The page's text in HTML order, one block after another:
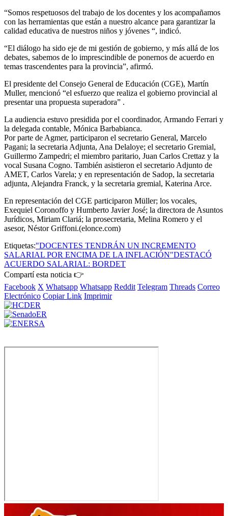
“Somos respetuosos del trabajo de los docentes y los acompañamos
con las herramientas que están a nuestro alcance para garantizar la
calidad educativa de nuestros niños y jóvenes “, indicó.
“El diálogo ha sido eje de mi gestión de gobierno, y más allá de los
debates, sabemos de lo imprescindible de ponernos de acuerdo en
temas trascendentes para la provincia”, afirmó.
El presidente del Consejo General de Educación (CGE), Martín
Muller, mencionó “el esfuerzo que realiza el gobierno provincial al
presentar una propuesta superadora” .
La audiencia estuvo presidida por el coordinador, Armando Ferrari y
la delegada contable, Mónica Barbabianca.
Por parte de Agmer, participaron el secretario General, Marcelo
Pagani; la secretaria Adjunta, Ana Delaloye; el secretario Gremial,
Guillermo Zampedri; el miembro paritario, Juan Carlos Crettaz y la
vocal Susana Cogno. También asistieron el secretario Adjunto de
AMET, Carlos Varela; y en representación de Sadop, la secretaria
adjunta, Alejandra Franck, y la secretaria gremial, Katerina Arce.
En representación del CGE participaron Müller; los vocales,
Exequiel Coronoffo y Humberto Javier José; la directora de Asuntos
Jurídicos, Miriam Clariá; la prosecretaria, Melina Romero y el
asesor, Néstor Griffoni.(elonce.com)
Etiquetas:"DOCENTES TENDRÁN UN INCREMENTO
SALARIAL POR ENCIMA DE LA INFLACIÓN"DESTACÓ
ACUERDO SALARIAL: BORDET
Compartí esta noticia 👉
Facebook X Whatsapp Whatsapp Reddit Telegram Threads Correo
Electrónico Copiar Link Imprimir